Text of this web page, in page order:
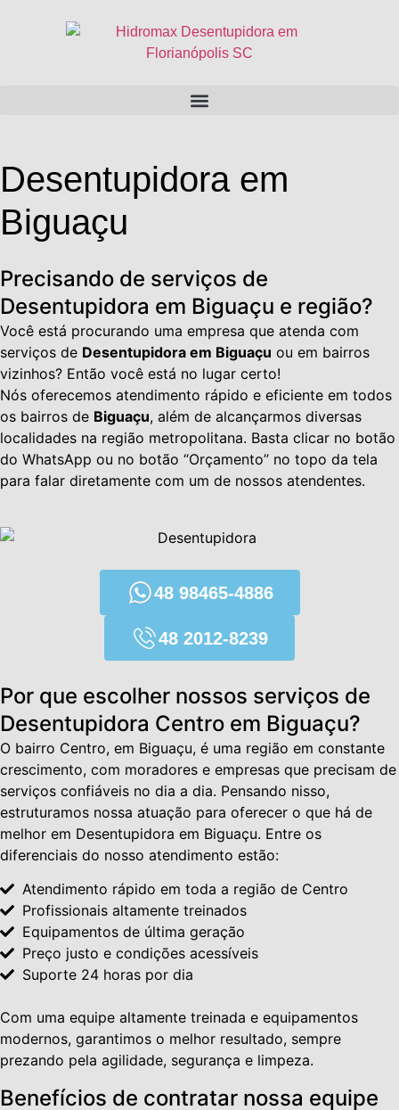
Desentupidora em
Biguaçu
Precisando de serviços de
Desentupidora em Biguaçu e região?
Você está procurando uma empresa que atenda com
serviços de Desentupidora em Biguaçu ou em bairros
vizinhos? Então você está no lugar certo!
Nós oferecemos atendimento rápido e eficiente em todos
os bairros de Biguaçu, além de alcançarmos diversas
localidades na região metropolitana. Basta clicar no botão
do WhatsApp ou no botão “Orçamento” no topo da tela
para falar diretamente com um de nossos atendentes.
48 98465-4886
48 2012-8239
Por que escolher nossos serviços de
Desentupidora Centro em Biguaçu?
O bairro Centro, em Biguaçu, é uma região em constante
crescimento, com moradores e empresas que precisam de
serviços confiáveis no dia a dia. Pensando nisso,
estruturamos nossa atuação para oferecer o que há de
melhor em Desentupidora em Biguaçu. Entre os
diferenciais do nosso atendimento estão:
Atendimento rápido em toda a região de Centro
Profissionais altamente treinados
Equipamentos de última geração
Preço justo e condições acessíveis
Suporte 24 horas por dia
Com uma equipe altamente treinada e equipamentos
modernos, garantimos o melhor resultado, sempre
prezando pela agilidade, segurança e limpeza.
Benefícios de contratar nossa equipe